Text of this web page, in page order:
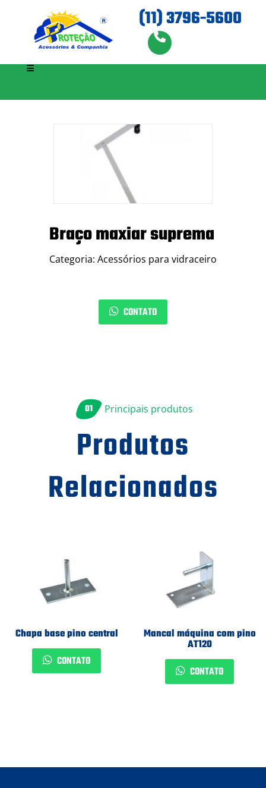
(11) 3796-5600
Braço maxiar suprema
Categoria: Acessórios para vidraceiro
CONTATO
01 Principais produtos
Produtos
Relacionados
Chapa base pino central
CONTATO
Mancal máquina com pino
AT120
CONTATO